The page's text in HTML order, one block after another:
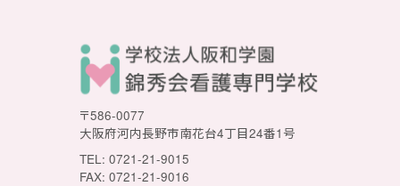
〒586-0077
大阪府河内長野市南花台4丁目24番1号
TEL: 0721-21-9015
FAX: 0721-21-9016